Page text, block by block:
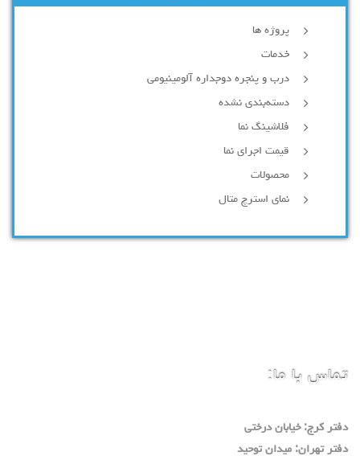
پروژه ها
خدمات
درب و پنجره دوجداره آلومینیومی
دسته‌بندی نشده
فلاشینگ نما
قیمت اجرای نما
محصولات
نمای استرچ متال
تماس با ما:
دفتر كرج: خيابان درختي
دفتر تهران: ميدان توحيد